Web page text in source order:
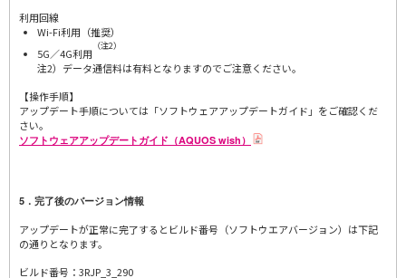
利用回線
Wi-Fi利用（推奨）
5G／4G利用
（注2）
注2）データ通信料は有料となりますのでご注意ください。
【操作手順】
アップデート手順については「ソフトウェアアップデートガイド」をご確認くだ
さい。
ソフトウェアアップデートガイド（AQUOS wish）
5．完了後のバージョン情報
アップデートが正常に完了するとビルド番号（ソフトウエアバージョン）は下記
の通りとなります。
ビルド番号：3RJP_3_290